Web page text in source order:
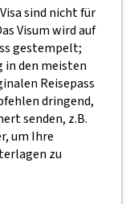
sind nicht für
Visum wird auf
gestempelt;
in den meisten
Reisepass
dringend,
senden, z.B.
um Ihre
zu